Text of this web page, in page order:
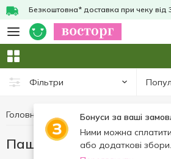
Безкоштовна* доставка при чеку від
Фільтри
Бонуси за ваші
Ними можна
або додаткові збори.
Головна Консерви Паштети
Паштети